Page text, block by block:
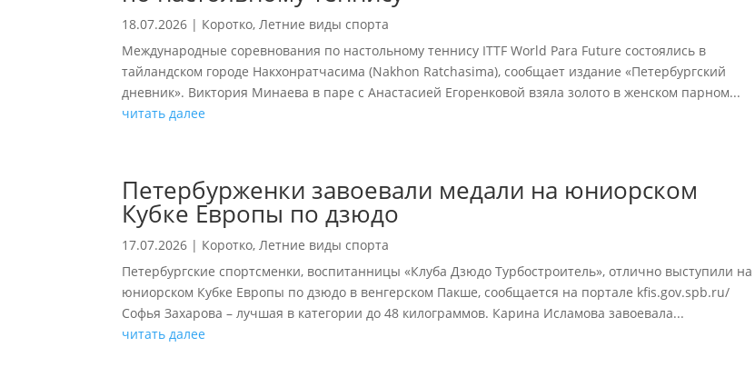
18.07.2026 | Коротко,Летние виды спорта
Международные соревнования по настольному теннису ITTF World Para Future состоялись в
тайландском городе Накхонратчасима (Nakhon Ratchasima), сообщает издание «Петербургский
дневник». Виктория Минаева в паре с Анастасией Егоренковой взяла золото в женском парном...
читать далее
Петербурженки завоевали медали на юниорском
Кубке Европы по дзюдо
17.07.2026 | Коротко,Летние виды спорта
Петербургские спортсменки, воспитанницы «Клуба Дзюдо Турбостроитель», отлично выступили на
юниорском Кубке Европы по дзюдо в венгерском Пакше, сообщается на портале kfis.gov.spb.ru/
Софья Захарова – лучшая в категории до 48 килограммов. Карина Исламова завоевала...
читать далее